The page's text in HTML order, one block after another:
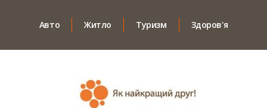
Авто Житло Туризм Здоров'я